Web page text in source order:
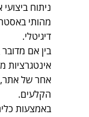
ניתוח
מהותי
דיגיטלי.
בין אם
אינטגרציות
אחר של אתר,
הקלעים.
באמצעות